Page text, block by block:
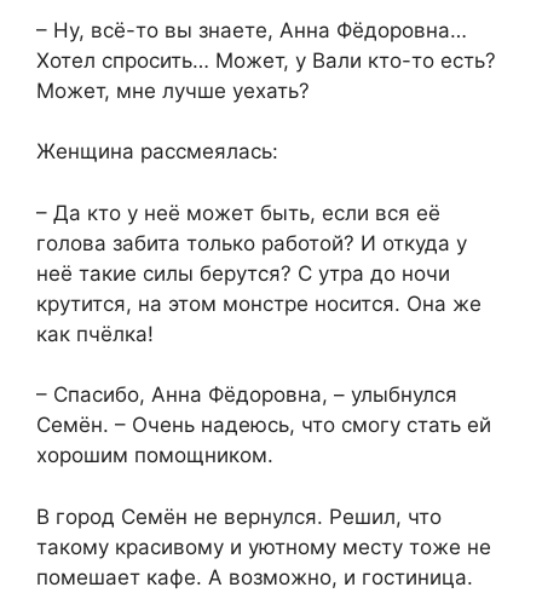
– Ну, всё-то вы знаете, Анна Фёдоровна…
Хотел спросить… Может, у Вали кто-то есть?
Может, мне лучше уехать?
Женщина рассмеялась:
– Да кто у неё может быть, если вся её
голова забита только работой? И откуда у
неё такие силы берутся? С утра до ночи
крутится, на этом монстре носится. Она же
как пчёлка!
– Спасибо, Анна Фёдоровна, – улыбнулся
Семён. – Очень надеюсь, что смогу стать ей
хорошим помощником.
В город Семён не вернулся. Решил, что
такому красивому и уютному месту тоже не
помешает кафе. А возможно, и гостиница.